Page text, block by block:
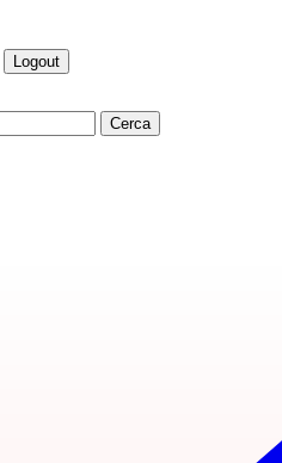
Logout
Cerca